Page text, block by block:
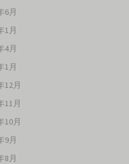
6月
1月
4月
1月
12月
11月
10月
9月
8月